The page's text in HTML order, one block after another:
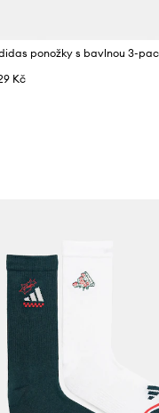
ponožky s bavlnou 3-
Kč